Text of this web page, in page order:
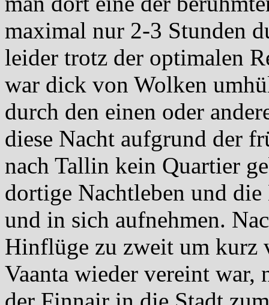
maximal nur 2-3 Stunden
leider trotz der optimalen
war dick von Wolken
durch den einen oder
diese Nacht aufgrund der
nach Tallin kein Quartier
dortige Nachtleben und
und in sich aufnehmen.
Hinflüge zu zweit um kurz
Vaanta wieder vereint war,